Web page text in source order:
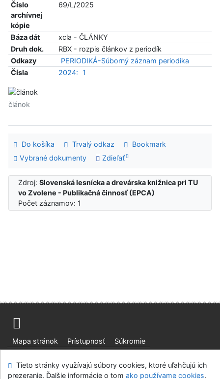
Číslo
archívnej
kópie
69/L/2025
Báza dát
xcla - ČLÁNKY
Druh dok.
RBX - rozpis článkov z periodík
Odkazy
PERIODIKÁ-Súborný záznam periodika
Čísla
2024: 1
článok
Do košíka Trvalý odkaz
Bookmark
Vybrané dokumenty
Zdieľať
Zdroj:Slovenská lesnícka a drevárska knižnica pri TU
vo Zvolene - Publikačná činnosť (EPCA)
Počet záznamov: 1
Mapa stránok Prístupnosť
Súkromie
Tieto stránky využívajú súbory cookies, ktoré uľahčujú ich
prezeranie. Ďalšie informácie o tom ako používame cookies.